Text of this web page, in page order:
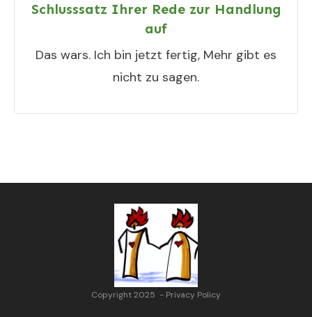
Schlusssatz Ihrer Rede zur Handlung
auf
Das wars. Ich bin jetzt fertig, Mehr gibt es
nicht zu sagen.
Copyright 2025 - Privacy Policy